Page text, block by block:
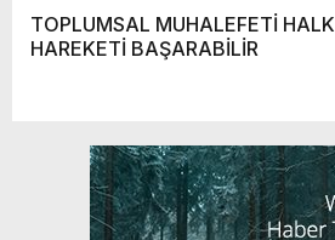
TOPLUMSAL MUHALEFETİ HALK
HAREKETİ BAŞARABİLİR